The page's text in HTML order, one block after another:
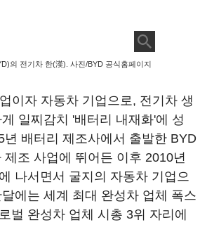
의 전기차 한(漢). 사진/BYD 공식홈페이지
이자 자동차 기업으로, 전기차 생
일찌감치 '배터리 내재화'에 성
년 배터리 제조사에서 출발한 BYD
제조 사업에 뛰어든 이후 2010년
나서면서 굴지의 자동차 기업으
에는 세계 최대 완성차 업체 폭스
벌 완성차 업체 시총 3위 자리에